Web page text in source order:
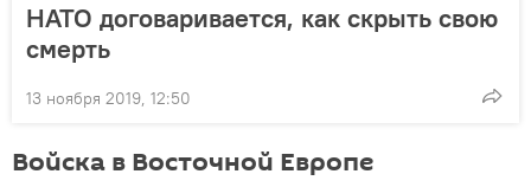
НАТО договаривается, как скрыть свою
смерть
13 ноября 2019, 12:50
Войска в Восточной Европе